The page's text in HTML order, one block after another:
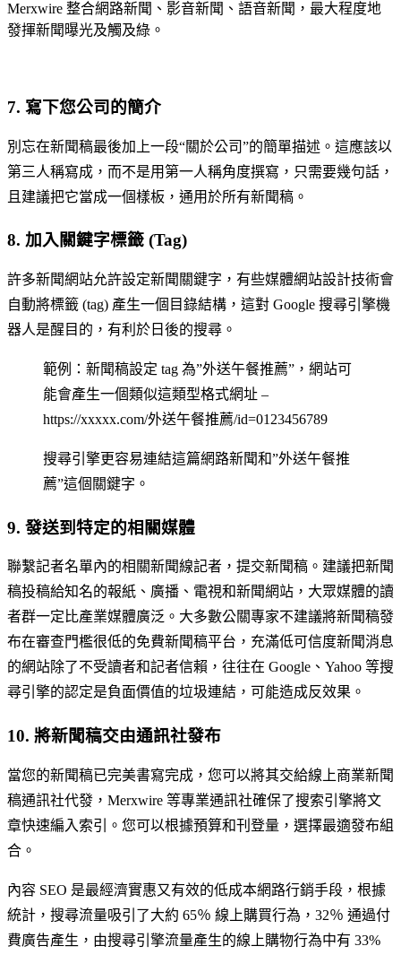
Merxwire 整合網路新聞、影音新聞、語音新聞，最大程度地
發揮新聞曝光及觸及綠。
7. 寫下您公司的簡介
別忘在新聞稿最後加上一段“關於公司”的簡單描述。這應該以
第三人稱寫成，而不是用第一人稱角度撰寫，只需要幾句話，
且建議把它當成一個樣板，通用於所有新聞稿。
8. 加入關鍵字標籤 (Tag)
許多新聞網站允許設定新聞關鍵字，有些媒體網站設計技術會
自動將標籤 (tag) 產生一個目錄結構，這對 Google 搜尋引擎機
器人是醒目的，有利於日後的搜尋。
範例：新聞稿設定 tag 為”外送午餐推薦”，網站可
能會產生一個類似這類型格式網址 –
https://xxxxx.com/外送午餐推薦/id=0123456789
搜尋引擎更容易連結這篇網路新聞和”外送午餐推
薦”這個關鍵字。
9. 發送到特定的相關媒體
聯繫記者名單內的相關新聞線記者，提交新聞稿。建議把新聞
稿投稿給知名的報紙、廣播、電視和新聞網站，大眾媒體的讀
者群一定比產業媒體廣泛。大多數公關專家不建議將新聞稿發
布在審查門檻很低的免費新聞稿平台，充滿低可信度新聞消息
的網站除了不受讀者和記者信賴，往往在 Google、Yahoo 等搜
尋引擎的認定是負面價值的垃圾連結，可能造成反效果。
10. 將新聞稿交由通訊社發布
當您的新聞稿已完美書寫完成，您可以將其交給線上商業新聞
稿通訊社代發，Merxwire 等專業通訊社確保了搜索引擎將文
章快速編入索引。您可以根據預算和刊登量，選擇最適發布組
合。
內容 SEO 是最經濟實惠又有效的低成本網路行銷手段，根據
統計，搜尋流量吸引了大約 65％ 線上購買行為，32％ 通過付
費廣告產生，由搜尋引擎流量產生的線上購物行為中有 33%